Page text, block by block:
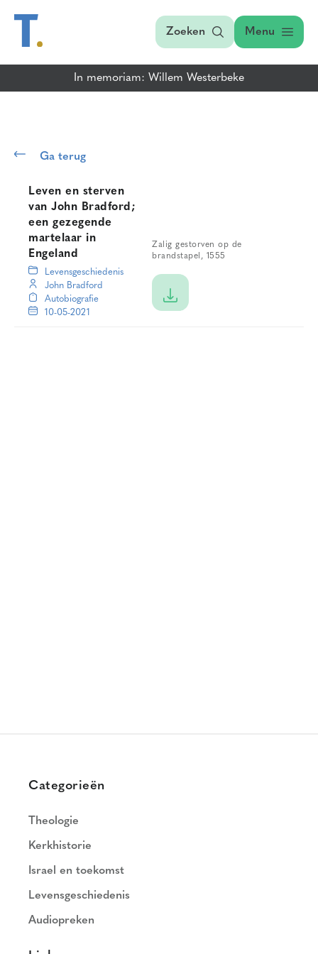
Zoeken Menu
In memoriam: Willem Westerbeke
Ga terug
Leven en sterven
van John Bradford;
een gezegende
martelaar in
Engeland
Zalig gestorven op de
brandstapel, 1555
Levensgeschiedenis
John Bradford
Autobiografie
10-05-2021
Categorieën
Theologie
Kerkhistorie
Israel en toekomst
Levensgeschiedenis
Audiopreken